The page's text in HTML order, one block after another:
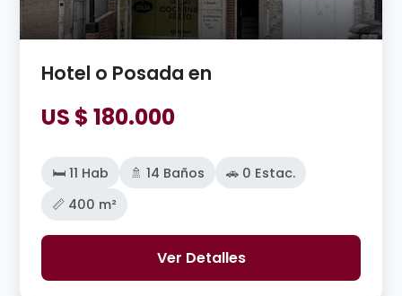
Hotel o Posada en
US $ 180.000
🛏️ 11 Hab 🚿 14 Baños
🚗 0 Estac.
📏 400 m²
Ver Detalles